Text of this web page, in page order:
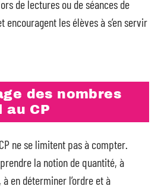
de lectures ou de séances de
encouragent les élèves à s’en servir
des nombres
CP
ne se limitent pas à compter.
la notion de quantité, à
en déterminer l’ordre et à